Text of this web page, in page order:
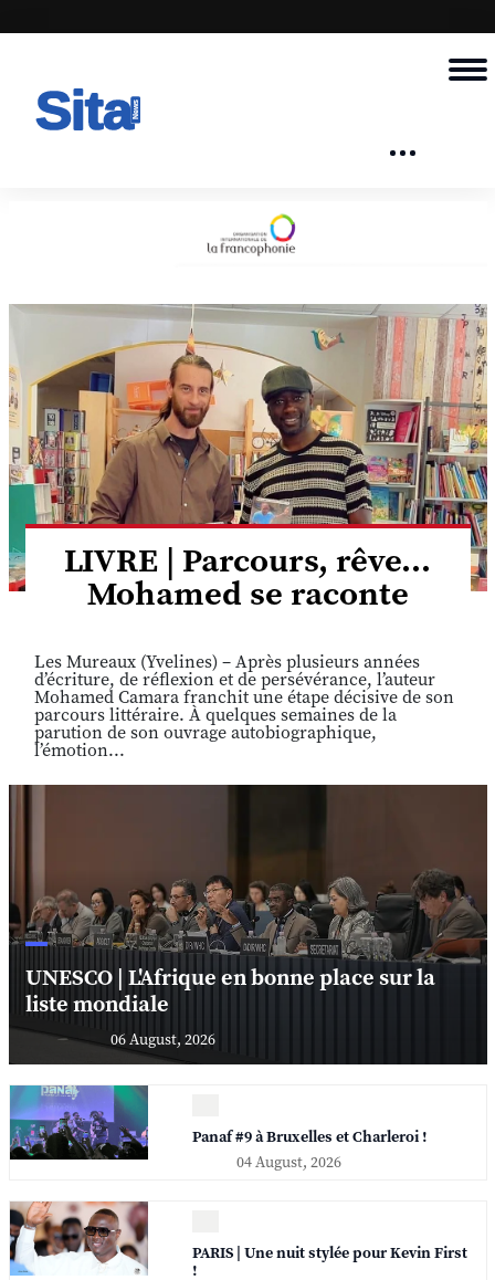
LIVRE | Parcours, rêve...
Mohamed se raconte
Les Mureaux (Yvelines) – Après plusieurs années
d’écriture, de réflexion et de persévérance, l’auteur
Mohamed Camara franchit une étape décisive de son
parcours littéraire. À quelques semaines de la
parution de son ouvrage autobiographique,
l’émotion...
UNESCO | L'Afrique en bonne place sur la
liste mondiale
06 August, 2026
Panaf #9 à Bruxelles et Charleroi !
04 August, 2026
PARIS | Une nuit stylée pour Kevin First
!